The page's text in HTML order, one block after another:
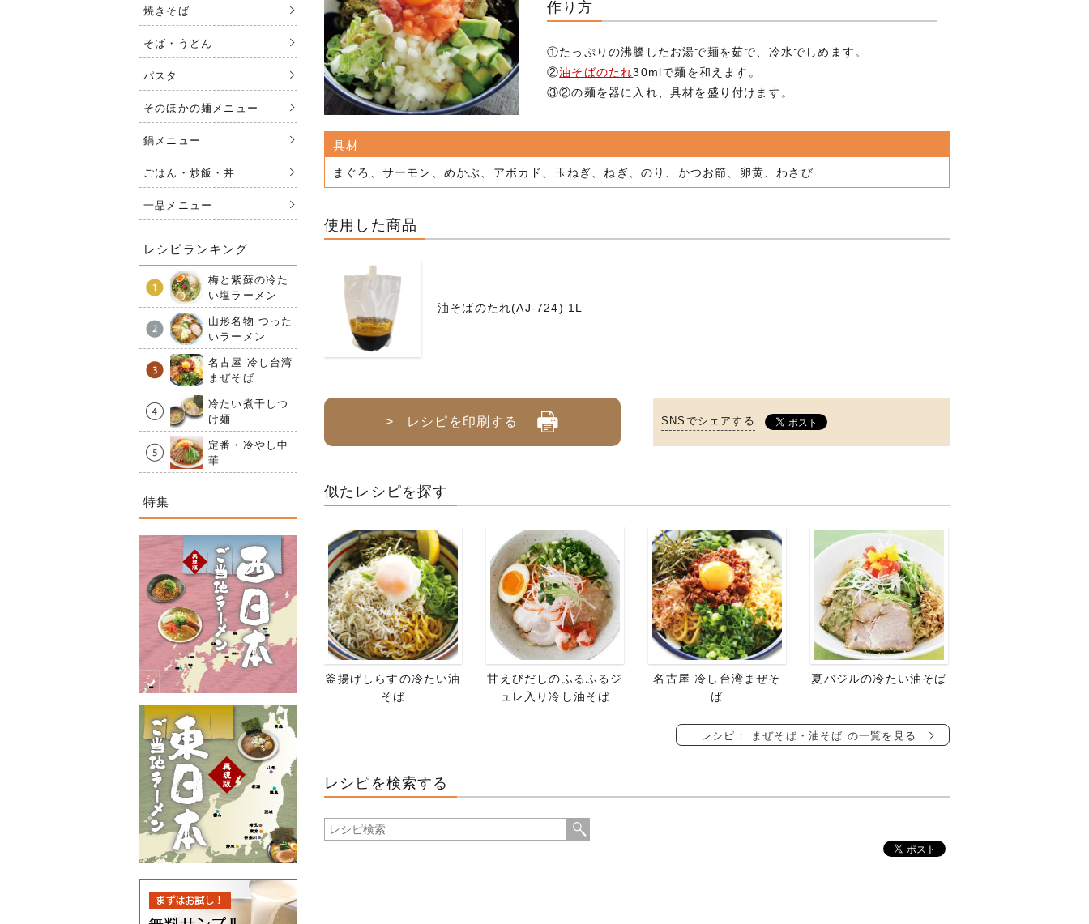
作り方
①たっぷりの沸騰したお湯で麺を茹で、冷水でしめます。
②油そばのたれ30mlで麺を和えます。
③②の麺を器に入れ、具材を盛り付けます。
具材
まぐろ、サーモン、めかぶ、アボカド、玉ねぎ、ねぎ、のり、かつお節、卵黄、わさび
使用した商品
油そばのたれ(AJ-724) 1L
> レシピを印刷する SNSでシェアする
似たレシピを探す
釜揚げしらすの冷たい油
そば
甘えびだしのふるふるジ
ュレ入り冷し油そば
名古屋 冷し台湾まぜそ
ば
夏バジルの冷たい油そば
レシピ： まぜそば・油そば の一覧を見る
レシピを検索する
焼きそば
そば・うどん
パスタ
そのほかの麺メニュー
鍋メニュー
ごはん・炒飯・丼
一品メニュー
レシピランキング
梅と紫蘇の冷た
い塩ラーメン
山形名物 つった
いラーメン
名古屋 冷し台湾
まぜそば
冷たい煮干しつ
け麺
定番・冷やし中
華
特集